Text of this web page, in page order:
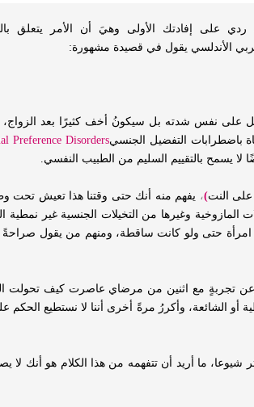
على إفادتك الأولى وهيَ أن الأمر يتعلق
الأندلسي يقول في قصيدة مشهورة:
على نفس شدته بل سيكونُ أخف كثيرًا بعد
باضطرابات التفضيل الجنسي
Preference Disorders
يسمح بالتقييم السليم من الطبيب النفسي.
على النت)، يفهم منه أنك حتى وقتنا هذا تعيش تحت
المازوخية وغيرها من التخيلات الجنسية غير
حتى ولو كانت ساقطة، ومنهم من يقول صراحةً
وعن تجربةٍ مع اثنين من مرضاي عاصرت كيف تحولت
الشائعة، وأكررُ مرةً أخرى أننا لا نستطيع الحكم
شيوعا، ما أريد أن تتفهمه من هذا الكلام هو أنك